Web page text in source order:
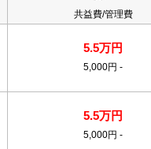
共益費/管理費
5.5万円
5,000円 -
5.5万円
5,000円 -